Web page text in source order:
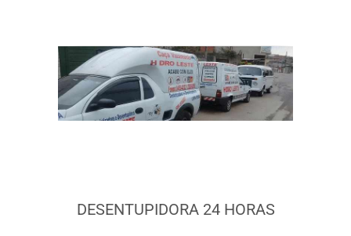
DESENTUPIDORA 24 HORAS